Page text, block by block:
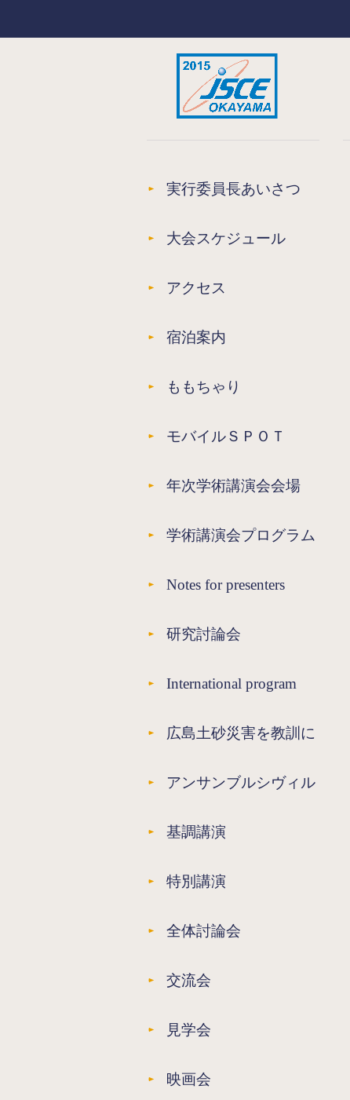
実行委員長あいさつ
大会スケジュール
アクセス
宿泊案内
ももちゃり
モバイルＳＰＯＴ
年次学術講演会会場
学術講演会プログラム
Notes for presenters
研究討論会
International program
広島土砂災害を教訓に
アンサンブルシヴィル
基調講演
特別講演
全体討論会
交流会
見学会
映画会